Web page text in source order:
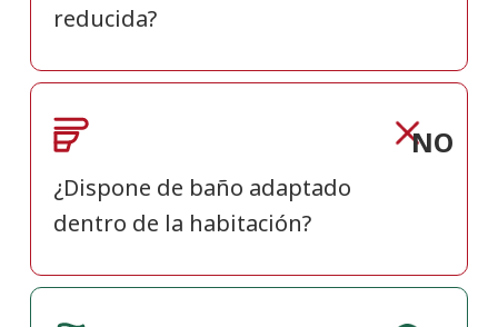
reducida?
¿Dispone de baño adaptado
dentro de la habitación?
NO